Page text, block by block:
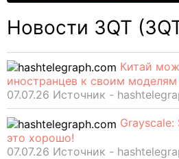
Новости 3QT
Китай
иностранцев к своим
07.07.26 Источник -
это хорошо!
07.07.26 Источник -